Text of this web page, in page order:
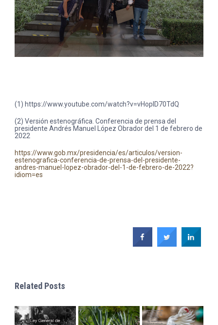
(1) https://www.youtube.com/watch?v=vHoplD70TdQ
(2) Versión estenográfica. Conferencia de prensa del
presidente Andrés Manuel López Obrador del 1 de febrero de
2022
https://www.gob.mx/presidencia/es/articulos/version-
estenografica-conferencia-de-prensa-del-presidente-
andres-manuel-lopez-obrador-del-1-de-febrero-de-2022?
idiom=es
Related Posts